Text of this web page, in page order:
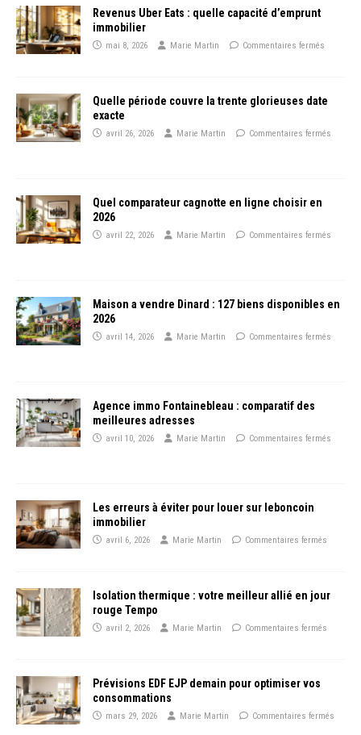
Revenus Uber Eats : quelle capacité d’emprunt
immobilier
mai 8, 2026 Marie Martin Commentaires fermés
Quelle période couvre la trente glorieuses date
exacte
avril 26, 2026 Marie Martin Commentaires fermés
Quel comparateur cagnotte en ligne choisir en
2026
avril 22, 2026 Marie Martin Commentaires fermés
Maison a vendre Dinard : 127 biens disponibles en
2026
avril 14, 2026 Marie Martin Commentaires fermés
Agence immo Fontainebleau : comparatif des
meilleures adresses
avril 10, 2026 Marie Martin Commentaires fermés
Les erreurs à éviter pour louer sur leboncoin
immobilier
avril 6, 2026 Marie Martin Commentaires fermés
Isolation thermique : votre meilleur allié en jour
rouge Tempo
avril 2, 2026 Marie Martin Commentaires fermés
Prévisions EDF EJP demain pour optimiser vos
consommations
mars 29, 2026 Marie Martin Commentaires fermés